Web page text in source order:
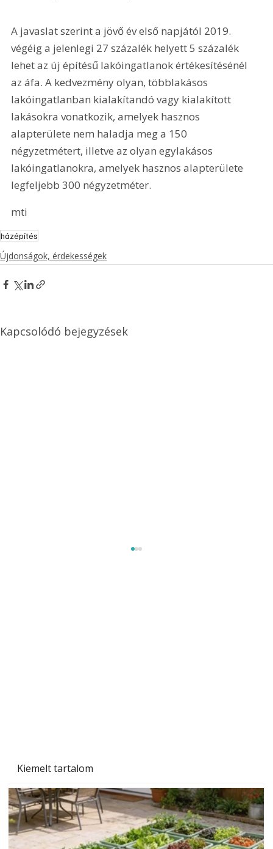
Kiemelt tartalom
A javaslat szerint a jövő év első napjától 2019.
végéig a jelenlegi 27 százalék helyett 5 százalék
lehet az új építésű lakóingatlanok értékesítésénél
az áfa. A kedvezmény olyan, többlakásos
lakóingatlanban kialakítandó vagy kialakított
lakásokra vonatkozik, amelyek hasznos
alapterülete nem haladja meg a 150
négyzetmétert, illetve az olyan egylakásos
lakóingatlanokra, amelyek hasznos alapterülete
legfeljebb 300 négyzetméter.
mti
házépítés
Újdonságok, érdekességek
Kapcsolódó bejegyzések